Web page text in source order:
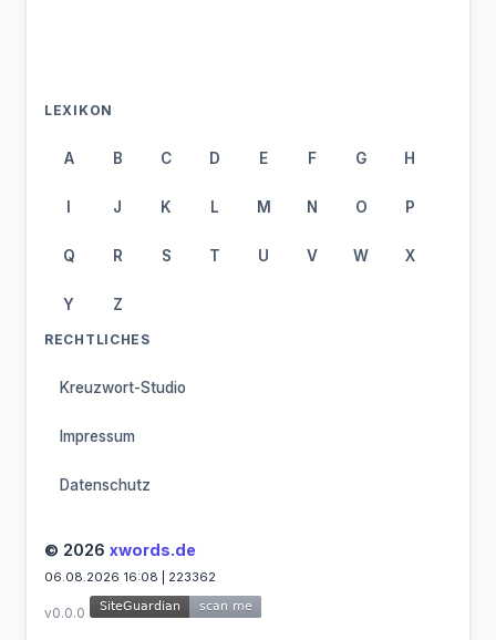
LEXIKON
A B C D E F G H
I J K L M N O P
Q R S T U V W X
Y Z
RECHTLICHES
Kreuzwort-Studio
Impressum
Datenschutz
© 2026 xwords.de
06.08.2026 16:08 | 223362
v0.0.0